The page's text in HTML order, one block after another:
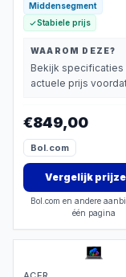
Middensegment
Stabiele prijs
WAAROM DEZE?
Bekijk specificaties
actuele prijs
€849,00
Bol.com
Vergelijk
Bol.com en andere
één pagina